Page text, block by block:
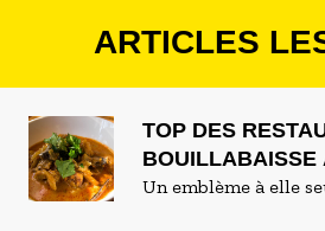
ARTICLES
TOP DES
BOUILLABAISSE
Un emblème à elle
est LE plat